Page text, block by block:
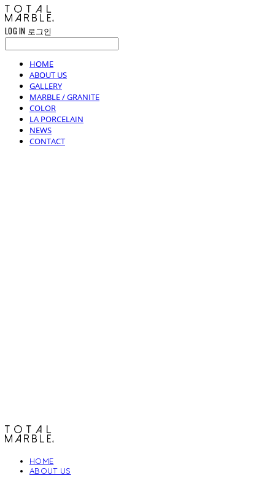
LOG IN 로그인
HOME
ABOUT US
GALLERY
MARBLE / GRANITE
COLOR
LA PORCELAIN
NEWS
CONTACT
HOME
ABOUT US